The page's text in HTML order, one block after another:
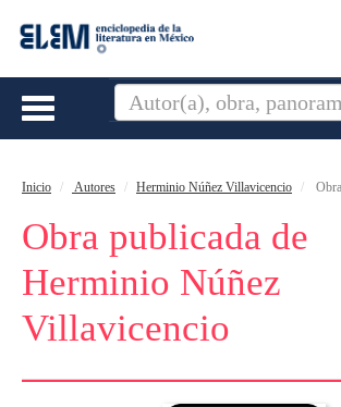
Toggle
Inicio Autores Herminio Núñez Villavicencio
Obra publicada de
Herminio Núñez
Villavicencio